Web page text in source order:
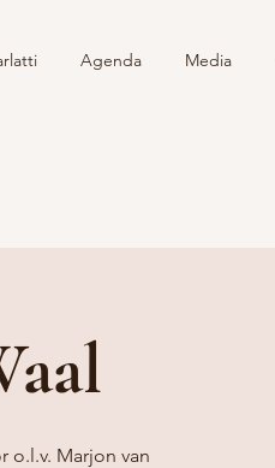
Agenda Media
o.l.v. Marjon van